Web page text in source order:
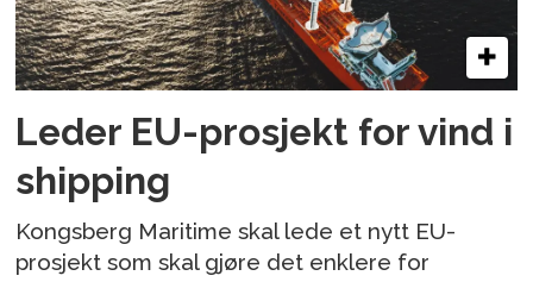
Leder EU-prosjekt for vind i
shipping
Kongsberg Maritime skal lede et nytt EU-
prosjekt som skal gjøre det enklere for